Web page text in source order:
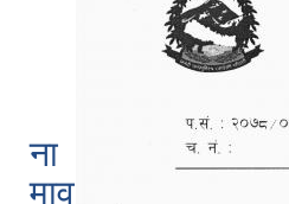
ना
माव